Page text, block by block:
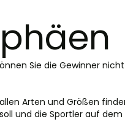
Sie die Gewinner
Arten und Größen
und die Sportler auf